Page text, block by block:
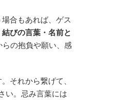
合もあれば、ゲス
びの言葉・名前と
の抱負や願い、感
それから繋げて、
い。忌み言葉には